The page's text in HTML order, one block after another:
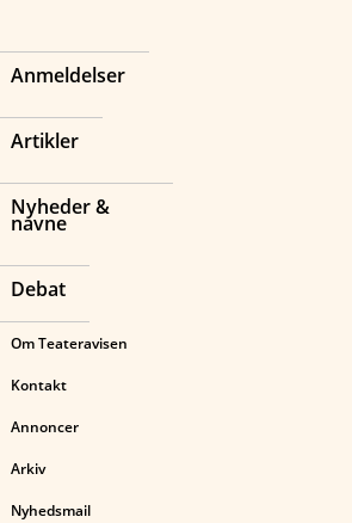
Anmeldelser
Artikler
Nyheder &
navne
Debat
Om Teateravisen
Kontakt
Annoncer
Arkiv
Nyhedsmail